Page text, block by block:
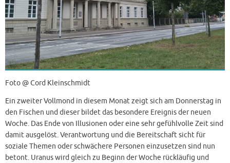
Foto @ Cord Kleinschmidt
Ein zweiter Vollmond in diesem Monat zeigt sich am Donnerstag in
den Fischen und dieser bildet das besondere Ereignis der neuen
Woche. Das Ende von Illusionen oder eine sehr gefühlvolle Zeit sind
damit ausgelöst. Verantwortung und die Bereitschaft sicht für
soziale Themen oder schwächere Personen einzusetzen sind nun
betont. Uranus wird gleich zu Beginn der Woche rückläufig und